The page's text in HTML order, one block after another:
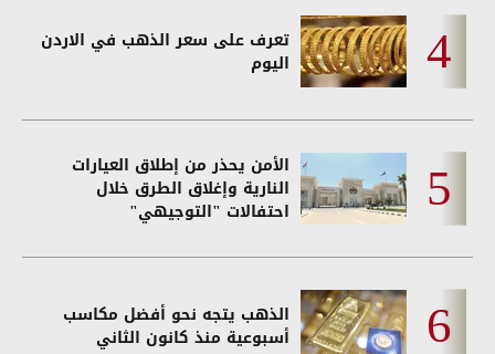
تعرف على سعر الذهب في الاردن
اليوم
الأمن يحذر من إطلاق العيارات
النارية وإغلاق الطرق خلال
احتفالات "التوجيهي"
الذهب يتجه نحو أفضل مكاسب
أسبوعية منذ كانون الثاني